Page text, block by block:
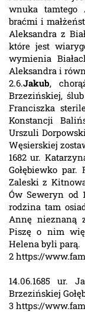
wnuka tamtego
braćmi i
Aleksandra z
które jest
wymienia
Aleksandra i
2.6.Jakub,
Brzezińskiej, ślub
Franciszka
Konstancji
Urszuli
Węsierskiej
1682 ur.
Gołębiewko
Zaleski z
Ów Seweryn od
rodzina tam
Annę nieznaną
Piszę o nim
Helena byli parą.
2 https://
14.06.1685 ur.
Brzezińskiej
3 https://